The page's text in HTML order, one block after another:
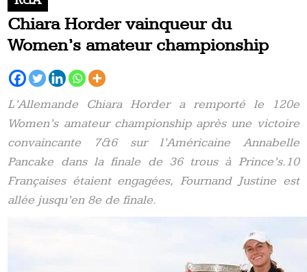
Chiara Horder vainqueur du
Women’s amateur championship
L’Allemande Chiara Horder a remporté le 120e
Women’s amateur championship après une victoire
convaincante 7&6 sur l’Américaine Annabelle
Pancake dans la finale de 36 trous à Prince’s.10
Françaises étaient engagées, FournandJustine est
allée jusqu’en 8e de finale.